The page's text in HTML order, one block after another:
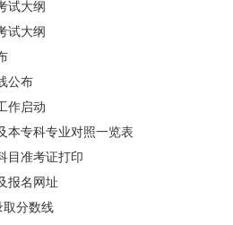
试大纲
试大纲
公布
作启动
本专科专业对照一览表
目准考证打印
报名网址
取分数线